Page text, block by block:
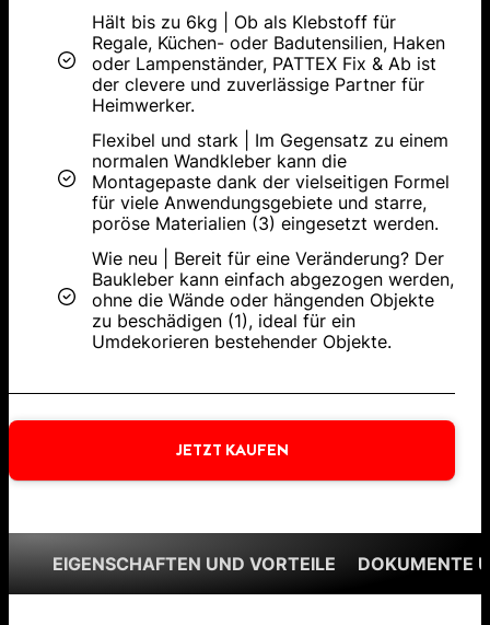
Hält bis zu 6kg | Ob als Klebstoff für
Regale, Küchen- oder Badutensilien, Haken
oder Lampenständer, PATTEX Fix & Ab ist
der clevere und zuverlässige Partner für
Heimwerker.
Flexibel und stark | Im Gegensatz zu einem
normalen Wandkleber kann die
Montagepaste dank der vielseitigen Formel
für viele Anwendungsgebiete und starre,
poröse Materialien (3) eingesetzt werden.
Wie neu | Bereit für eine Veränderung? Der
Baukleber kann einfach abgezogen werden,
ohne die Wände oder hängenden Objekte
zu beschädigen (1), ideal für ein
Umdekorieren bestehender Objekte.
JETZT KAUFEN
EIGENSCHAFTEN UND VORTEILE DOKUMENTE